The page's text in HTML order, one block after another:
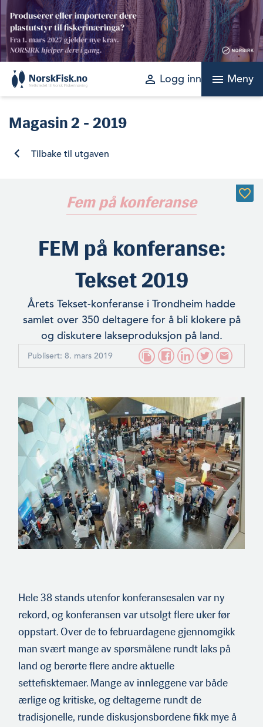
Skip
content
perm_identity Logg inn menu Meny
Magasin2 - 2019
Tilbake til utgaven
Fem på konferanse
FEM på konferanse:
Tekset 2019
Årets Tekset-konferanse i Trondheim hadde
samlet over 350 delta­gere for å bli klokere på
og diskutere lakseproduksjon på land.
Publisert: 8. mars 2019
Hele 38 stands utenfor konferansesalen var ny
rekord, og konfer­ansen var utsolgt flere uker før
oppstart. Over de to februarda­gene gjennomgikk
man svært mange av spørsmålene rundt laks på
land og berørte flere andre aktuelle
settefisktemaer. Mange av innleggene var både
ærlige og kritiske, og deltagerne rundt de
tradisjonelle, runde diskusjonsbordene fikk mye å